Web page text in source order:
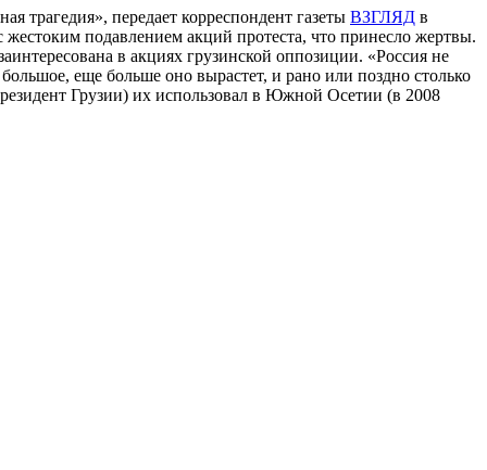
трагедия», передает корреспондент газеты ВЗГЛЯД в
жестоким подавлением акций протеста, что принесло жертвы.
в акциях грузинской оппозиции. «Россия не
еще больше оно вырастет, и рано или поздно столько
Грузии) их использовал в Южной Осетии (в 2008